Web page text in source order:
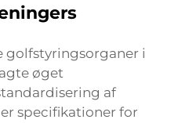
golfstyringsorganer i
øget
af
specifikationer for